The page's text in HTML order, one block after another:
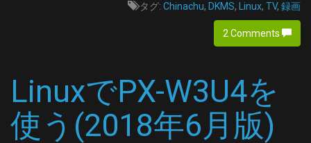
タグ: Chinachu, DKMS, Linux, TV, 録画
2 Comments
LinuxでPX-W3U4を
使う(2018年6月版)